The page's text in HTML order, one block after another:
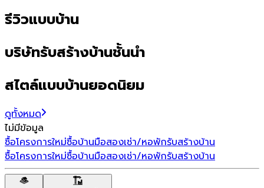
รีวิวแบบบ้าน
บริษัทรับสร้างบ้านชั้นนำ
สไตล์แบบบ้านยอดนิยม
ดูทั้งหมด
ไม่มีข้อมูล
ซื้อโครงการใหม่ซื้อบ้านมือสองเช่า/หอพักรับสร้างบ้าน
ซื้อโครงการใหม่ซื้อบ้านมือสองเช่า/หอพักรับสร้างบ้าน